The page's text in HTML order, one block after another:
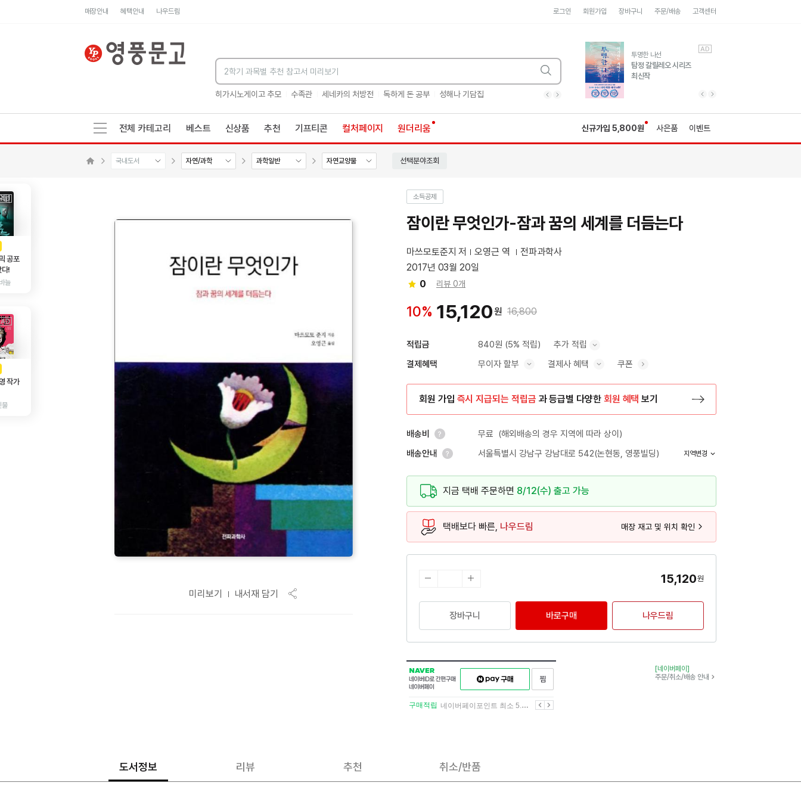
매장안내 혜택안내 나우드림 로그인 회원가입 장바구니 주문/배송 고객센터
히가시노게이고 추모 수족관 세네카의 처방전 독하게 돈 공부 성해나 기담집 히가시노게이고 추모 수족관 독하게 돈 공부
유럽 도시 기행3
풍성한 서사와 인문학적
통찰!
AD
투명한 나선
탐정 갈릴레오 시리즈
최신작
AD
전체 카테고리 베스트 신상품 추천 기프티콘 컬처페이지 원더리움 신규가입 5,800원 사은품 이벤트
국내도서 자연/과학 과학일반 자연교양물 선택분야조회
AD
공포
다!
늘
AD
작가
물
미리보기 내서재 담기
소득공제
잠이란 무엇인가-잠과 꿈의 세계를 더듬는다
마쓰모토준지 저 오영근 역
전파과학사
2017년 03월 20일
0
리뷰 0개
10% 15,120원 16,800
적립금 840원 (5% 적립) 추가 적립
결제혜택 무이자 할부 결제사 혜택 쿠폰
회원 가입 즉시 지급되는 적립금 과 등급별 다양한 회원 혜택 보기
배송비 무료 (해외배송의 경우 지역에 따라 상이)
배송안내
서울특별시 강남구 강남대로 542(논현동, 영풍빌딩) 지역변경
지금 택배 주문하면 8/12(수) 출고 가능
택배보다 빠른, 나우드림 매장 재고 및 위치 확인
15,120원
장바구니 바로구매 나우드림
NAVER
네이버
ID로
간편구매
네이버페이
구매하기
이전
구매적립 네이버페이포인트 최소 5.5% 적립 다음
[네이버페이]
주문/취소/배송 안내
도서정보 리뷰 추천 취소/반품